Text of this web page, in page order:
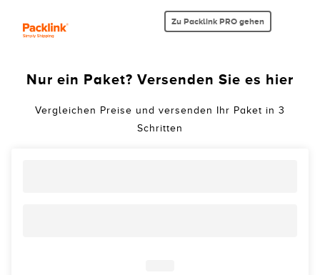
Zu Packlink PRO gehen
Nur ein Paket? Versenden Sie es hier
Vergleichen Preise und versenden Ihr Paket in 3
Schritten